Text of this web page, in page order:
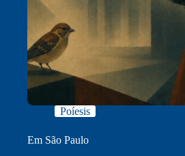
Poíesis
Em São Paulo